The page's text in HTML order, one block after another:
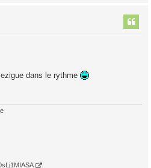
dans le rythme